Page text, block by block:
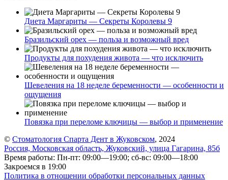
Диета Маргариты — Секреты Королевы 9
Бразильский орех — польза и возможный вред
Продукты для похудения живота — что исключить
Шевеления на 18 неделе беременности — особенности и
ощущения
Повязка при переломе ключицы — выбор и применение
© Стоматология Спарта Дент в Жуковском, 2024
Россия, Московская область, Жуковский, улица Гагарина, 85б
Время работы: Пн-пт: 09:00—19:00; сб-вс: 09:00—18:00
Закроемся в 19:00
Политика в отношении обработки персональных данных